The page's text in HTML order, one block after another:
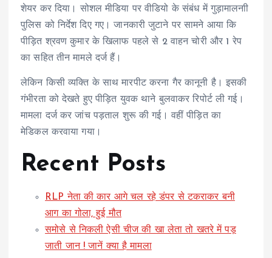
शेयर कर दिया। सोशल मीडिया पर वीडियो के संबंध में गुड़ामालनाी
पुलिस को निर्देश दिए गए। जानकारी जुटाने पर सामने आया कि
पीड़ित श्रवण कुमार के खिलाफ पहले से 2 वाहन चोरी और 1 रेप
का सहित तीन मामले दर्ज हैं।
लेकिन किसी व्यक्ति के साथ मारपीट करना गैर कानूनी है। इसकी
गंभीरता को देखते हुए पीड़ित युवक थाने बुलवाकर रिपोर्ट ली गई।
मामला दर्ज कर जांच पड़ताल शुरू की गई। वहीं पीड़ित का
मेडिकल करवाया गया।
Recent Posts
RLP नेता की कार आगे चल रहे डंपर से टकराकर बनी
आग का गोला, हुई मौत
समोसे से निकली ऐसी चीज की खा लेता तो खतरे में पड़
जाती जान ! जानें क्या है मामला